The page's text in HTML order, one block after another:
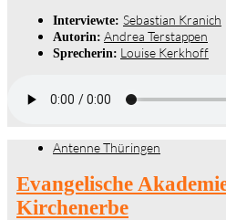
Interviewte: Sebastian Kranich
Autorin: Andrea Terstappen
Sprecherin: Louise Kerkhoff
Antenne Thüringen
Evangelische
Kirchenerbe